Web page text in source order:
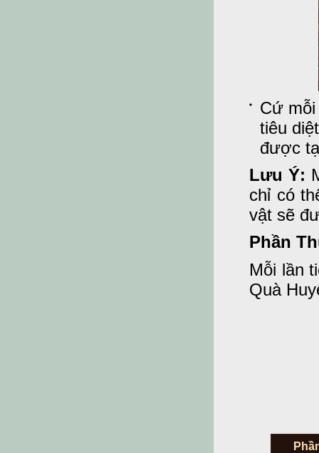
Cứ
tiêu
được
Lưu Ý:
chỉ có
vật sẽ
Phần
Mỗi lần
Quà